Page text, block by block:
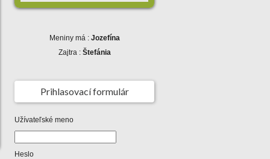
Meniny má : Jozefína
Zajtra : Štefánia
Prihlasovací formulár
Užívateľské meno
Heslo